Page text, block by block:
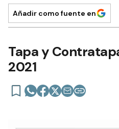
Añadir como fuente en
Tapa y
2021